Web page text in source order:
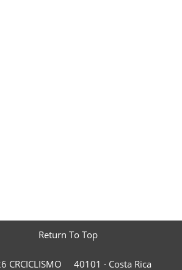
Return To Top
CRCICLISMO 40101 · Costa Rica